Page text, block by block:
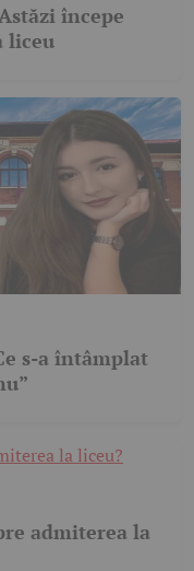
începe
liceu
s-a întâmplat
admiterea la